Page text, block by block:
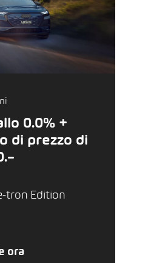
0.0% +
di prezzo di
tron Edition
ora